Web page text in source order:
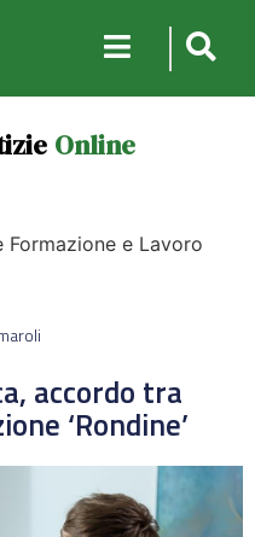
Online
Formazione e Lavoro
accordo tra
‘Rondine’